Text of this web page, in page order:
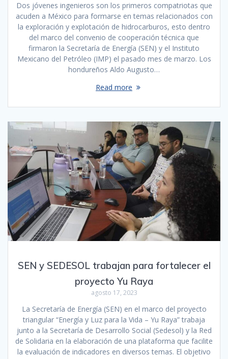
Dos jóvenes ingenieros son los primeros compatriotas que
acuden a México para formarse en temas relacionados con
la exploración y explotación de hidrocarburos, esto dentro
del marco del convenio de cooperación técnica que
firmaron la Secretaría de Energía (SEN) y el Instituto
Mexicano del Petróleo (IMP) el pasado mes de marzo. Los
hondureños Aldo Augusto…
Read more
SEN y SEDESOL trabajan para fortalecer el
proyecto Yu Raya
agosto 17, 2023
La Secretaría de Energía (SEN) en el marco del proyecto
triangular “Energía y Luz para la Vida – Yu Raya” trabaja
junto a la Secretaría de Desarrollo Social (Sedesol) y la Red
de Solidaria en la elaboración de una plataforma que facilite
la evaluación de indicadores en diversos temas. El objetivo